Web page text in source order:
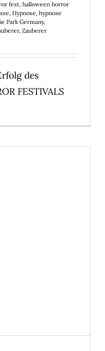
fest, halloween horror
, Hypnose, hypnose
Park Germany,
, Zauberer
des
FESTIVALS